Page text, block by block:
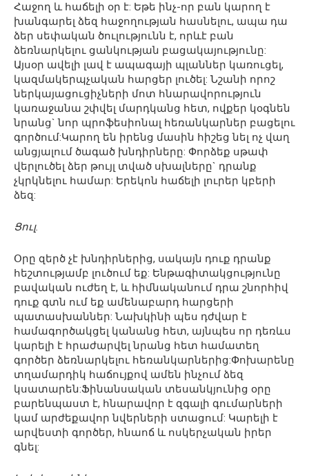
Հաջող և հաճելի օր է: Եթե ինչ-որ բան կարող է
խանգարել ձեզ հաջողության հասնելու, ապա դա
ձեր սեփական ծուլությունն է, որևէ բան
ձեռնարկելու ցանկության բացակայությունը:
Այսօր ավելի լավ է ապագայի պլաններ կառուցել,
կազմակերպչական հարցեր լուծել: Նշանի որոշ
ներկայացուցիչների մոտ հնարավորություն
կառաջանա շփվել մարդկանց հետ, ովքեր կօգնեն
նրանց` նոր պրոֆեսիոնալ հեռանկարներ բացելու
գործում:Կարող են իրենց մասին հիշեց նել ոչ վաղ
անցյալում ծագած խնդիրները: Փորձեք սթափ
վերլուծել ձեր թույլ տված սխալները` դրանք
չկրկնելու համար: Երեկոն հաճելի լուրեր կբերի
ձեզ:
Ցուլ.
Օրը զերծ չէ խնդիրներից, սակայն դուք դրանք
հեշտությամբ լուծում եք: Ենթագիտակցությունը
բավական ուժեղ է, և հիմնականում դրա շնորհիվ
դուք գտն ում եք ամենաբարդ հարցերի
պատասխաններ: Նախկինի պես դժվար է
համագործակցել կանանց հետ, այնպես որ դեռևս
կարելի է հրաժարվել նրանց հետ համատեղ
գործեր ձեռնարկելու հեռանկարներից:Փոխարենը
տղամարդիկ հաճույքով ամեն ինչում ձեզ
կսատարեն:Ֆինանսական տեսանկյունից օրը
բարենպաստ է, հնարավոր է զգալի գումարների
կամ արժեքավոր նվերների ստացում: Կարելի է
արվեստի գործեր, հնաոճ և ոսկերչական իրեր
գնել: